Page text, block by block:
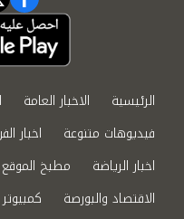
الرئيسية الاخبار العامة
فيديوهات متنوعة
اخبار
اخبار الرياضة
مطبخ الموقع
الاقتصاد والبورصة